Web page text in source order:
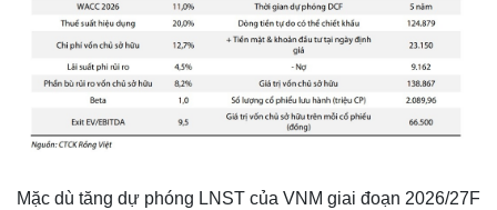
Mặc dù tăng dự phóng LNST của VNM giai đoạn 2026/27F